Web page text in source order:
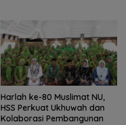
Harlah ke-80 Muslimat NU,
HSS Perkuat Ukhuwah dan
Kolaborasi Pembangunan